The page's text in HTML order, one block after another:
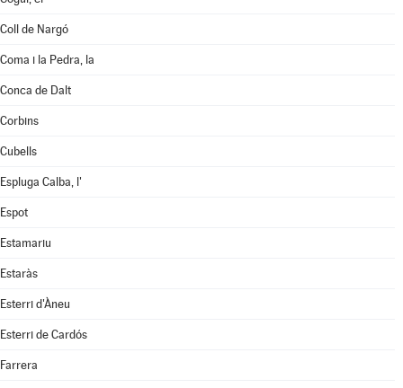
Coll de Nargó
Coma i la Pedra, la
Conca de Dalt
Corbins
Cubells
Espluga Calba, l'
Espot
Estamariu
Estaràs
Esterri d'Àneu
Esterri de Cardós
Farrera